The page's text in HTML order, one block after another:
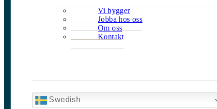
Vi bygger
Jobba hos oss
Om oss
Kontakt
Swedish